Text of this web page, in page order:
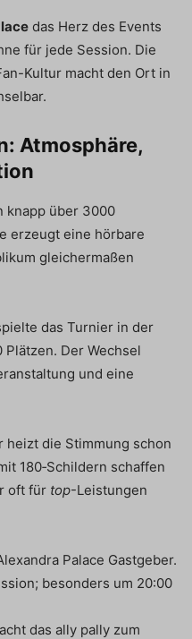
das Herz des Events
für jede Session. Die
Kultur macht den Ort in
Atmosphäre,
knapp über 3000
erzeugt eine hörbare
gleichermaßen
das Turnier in der
Der Wechsel
und eine
heizt die Stimmung schon
180‑Schildern schaffen
oft für top-Leistungen
Palace Gastgeber.
besonders um 20:00
das ally pally zum